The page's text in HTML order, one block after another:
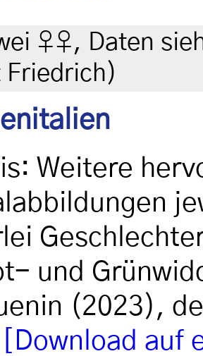
♀♀, Daten
Friedrich)
Weitere
und
(2023),
[Download